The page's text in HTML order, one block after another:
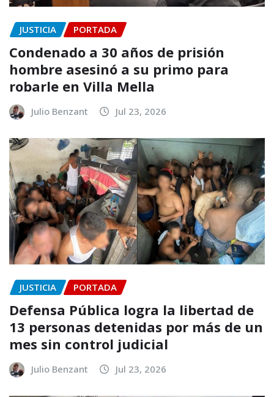
JUSTICIA PORTADA
Condenado a 30 años de prisión
hombre asesinó a su primo para
robarle en Villa Mella
Julio Benzant Jul 23, 2026
JUSTICIA PORTADA
Defensa Pública logra la libertad de
13 personas detenidas por más de un
mes sin control judicial
Julio Benzant Jul 23, 2026